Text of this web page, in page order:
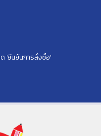
'ยืนยันการสั่งซื้อ'